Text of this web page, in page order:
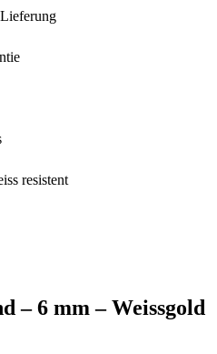
resistent
– 6 mm – Weissgold